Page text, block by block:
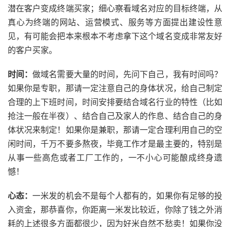
潜在客户变成终端买家；细心察看域名对应的目标终端，从
真心为终端的网站、运营模式、服务等方面提出建设性意
见，有可能会把本来根本不考虑拿下这个域名变成非常友好
的客户买家。
时间：做域名需要大量的时间，先问下自己，我有时间吗？
如果你是专职，那请一定注意自己的身体状况，给自己制定
合理的上下班时间，时间安排要结合域名行业的特性（比如
抢注一般在半夜）、结合自己及家人的作息、结合自己的身
体状况来制定！如果你是兼职，那请一定合理利用自己的空
闲时间，千万不要多熬夜，毕竟工作才是最主要的，特别是
从事一些高危或者工厂工作的，一不小心可能酿成终身遗
憾！
心态：一米发的机会不是每个人都有的，如果你有足够的投
入资金，那恭喜你，你距离一米发比较近，你除了钱之外消
耗的上述很多方面都很少，因为好米自然不愁卖！如果你没